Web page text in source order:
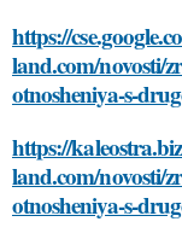
https://
land.com/novosti/
otnosheniya-s-
https://
land.com/novosti/
otnosheniya-s-